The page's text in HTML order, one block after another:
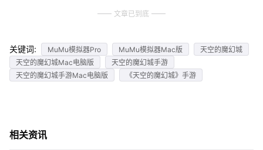
文章已到底
关键词: MuMu模拟器Pro MuMu模拟器Mac版
天空的魔幻城
天空的魔幻城Mac电脑版
天空的魔幻城手游
天空的魔幻城手游Mac电脑版
《天空的魔幻城》手游
相关资讯